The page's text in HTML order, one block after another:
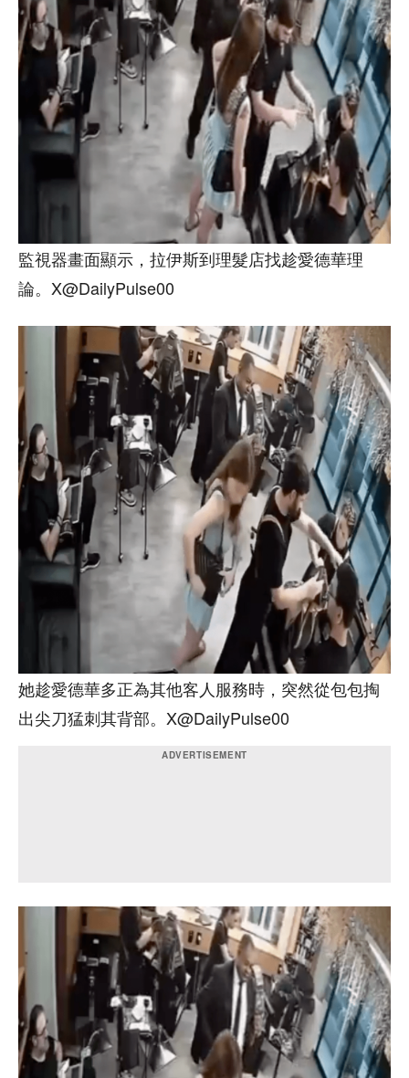
監視器畫面顯示，拉伊斯到理髮店找趁愛德華理
論。X@DailyPulse00
她趁愛德華多正為其他客人服務時，突然從包包掏
出尖刀猛刺其背部。X@DailyPulse00